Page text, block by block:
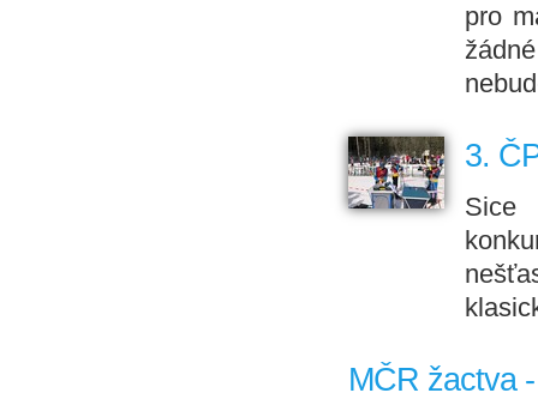
pro
3.
Sice
MČR žactva